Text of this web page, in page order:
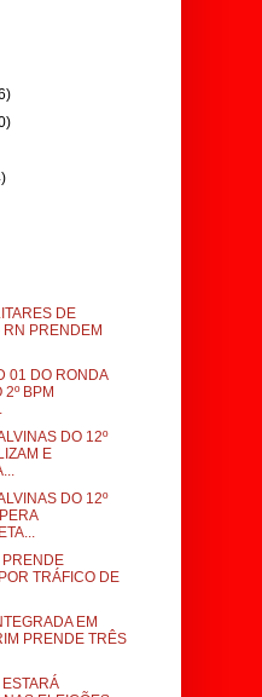
DE
RN PRENDEM
01 DO RONDA
BPM
DO 12º
E
DO 12º
PRENDE
TRÁFICO DE
EM
PRENDE TRÊS